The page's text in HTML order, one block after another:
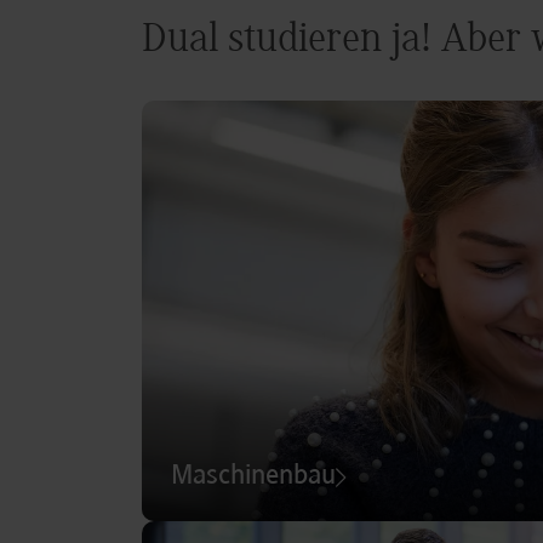
Dual studieren ja! Aber
Maschinenbau